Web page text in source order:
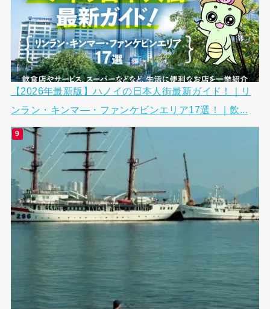
【2026年最新版】ハノイの日本人街最新ガイド！｜リ
ンラン・キンマ―・ファンケビンエリア17選！｜飲...